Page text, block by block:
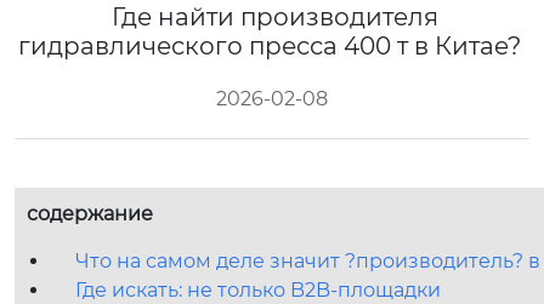
Где найти производителя
гидравлического пресса 400 т в Китае?
2026-02-08
содержание
Что на самом деле значит ?производитель?
Где искать: не только B2B-площадки